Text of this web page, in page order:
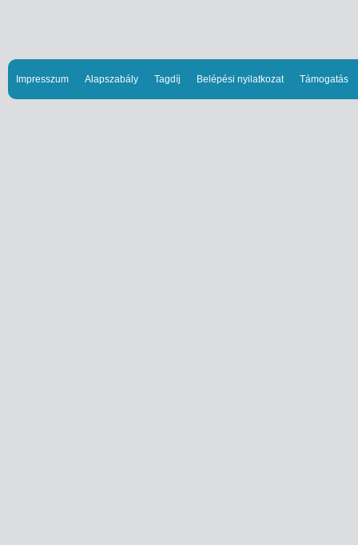
Impresszum Alapszabály Tagdíj Belépési nyilatkozat Támogatás